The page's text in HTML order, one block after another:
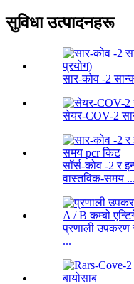
सुविधा उत्पादनहरू
सार-कोव -2
सेयर-COV-2
सॉर्स-कोव -2 र
वास्तविक-समय ...
प्रणाली उपकरण
...